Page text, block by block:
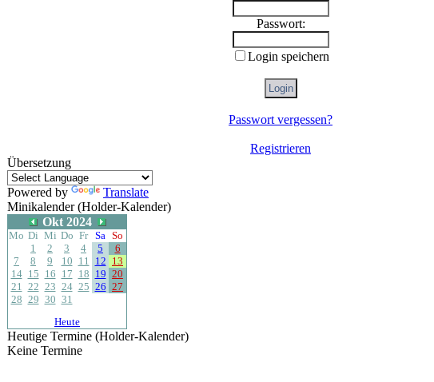
Passwort:
Login speichern
Passwort vergessen?
Registrieren
Übersetzung
Powered by
Translate
Minikalender (Holder-Kalender)
Okt 2024
Mo Di Mi Do Fr Sa So
1
2 3 4 5
6
7
8 9 10 11 12 13
14 15 16 17 18 19 20
21 22 23 24 25 26 27
28 29 30 31
Heute
Heutige Termine (Holder-Kalender)
Keine Termine